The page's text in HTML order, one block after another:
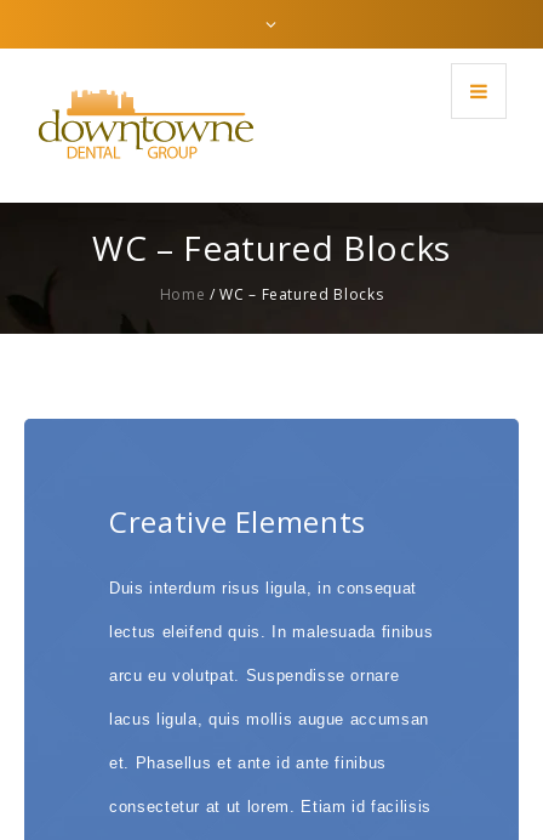
WC – Featured Blocks
Home /WC – Featured Blocks
Creative Elements
Duis interdum risus ligula, in consequat
lectus eleifend quis. In malesuada finibus
arcu eu volutpat. Suspendisse ornare
lacus ligula, quis mollis augue accumsan
et. Phasellus et ante id ante finibus
consectetur at ut lorem. Etiam id facilisis